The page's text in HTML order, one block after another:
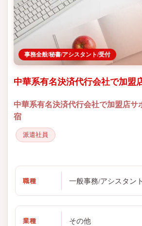
事務全般/秘書/アシスタント/受付
中華系有名決済代行会社で加盟
中華系有名決済代行会社で加盟店サ
宿
派遣社員
職種 一般事務/アシスタント
業種 その他